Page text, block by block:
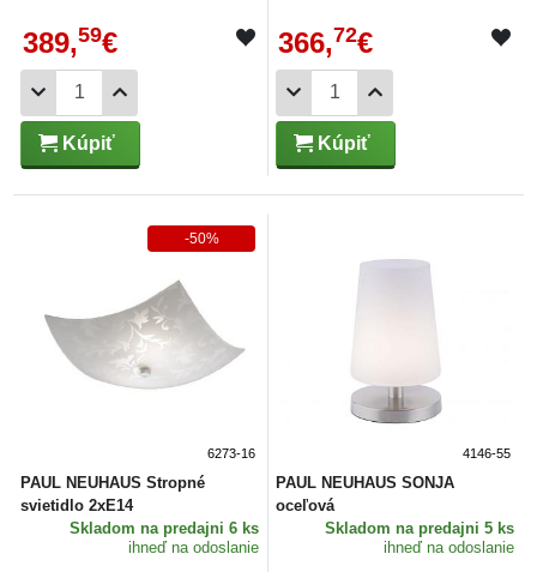
389,59€
Kúpiť
366,72€
Kúpiť
6273-16
PAUL NEUHAUS Stropné
svietidlo 2xE14
Skladom na predajni 6 ks
ihneď na odoslanie
-50%
4146-55
PAUL NEUHAUS SONJA
oceľová
Skladom na predajni 5 ks
ihneď na odoslanie